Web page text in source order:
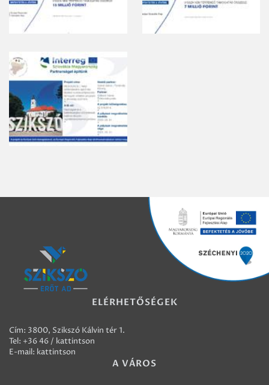
ELÉRHETŐSÉGEK
Cím: 3800, Szikszó Kálvin tér 1.
Tel: +36 46 / kattintson
E-mail: kattintson
A VÁROS